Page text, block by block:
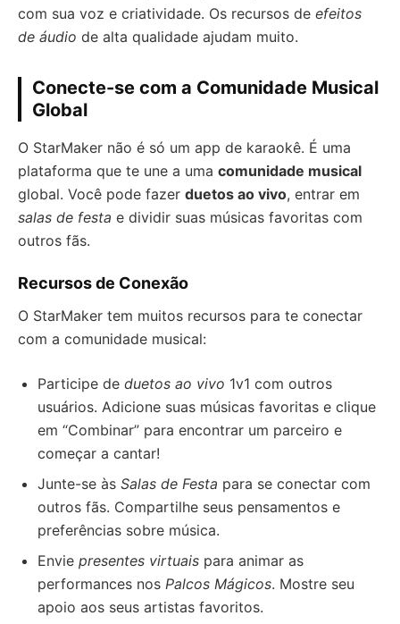
com sua voz e criatividade. Os recursos de efeitos
de áudio de alta qualidade ajudam muito.
Conecte-se com a Comunidade Musical
Global
O StarMaker não é só um app de karaokê. É uma
plataforma que te une a uma comunidade musical
global. Você pode fazer duetos ao vivo, entrar em
salas de festa e dividir suas músicas favoritas com
outros fãs.
Recursos de Conexão
O StarMaker tem muitos recursos para te conectar
com a comunidade musical:
Participe de duetos ao vivo 1v1 com outros
usuários. Adicione suas músicas favoritas e clique
em “Combinar” para encontrar um parceiro e
começar a cantar!
Junte-se às Salas de Festa para se conectar com
outros fãs. Compartilhe seus pensamentos e
preferências sobre música.
Envie presentes virtuais para animar as
performances nos Palcos Mágicos. Mostre seu
apoio aos seus artistas favoritos.